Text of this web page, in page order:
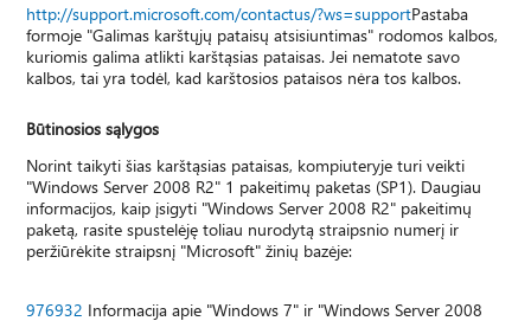
http://support.microsoft.com/contactus/?ws=supportPastaba
formoje "Galimas karštųjų pataisų atsisiuntimas" rodomos kalbos,
kuriomis galima atlikti karštąsias pataisas. Jei nematote savo
kalbos, tai yra todėl, kad karštosios pataisos nėra tos kalbos.
Būtinosios sąlygos
Norint taikyti šias karštąsias pataisas, kompiuteryje turi veikti
"Windows Server 2008 R2" 1 pakeitimų paketas (SP1). Daugiau
informacijos, kaip įsigyti "Windows Server 2008 R2" pakeitimų
paketą, rasite spustelėję toliau nurodytą straipsnio numerį ir
peržiūrėkite straipsnį "Microsoft" žinių bazėje:
976932 Informacija apie "Windows 7" ir "Windows Server 2008